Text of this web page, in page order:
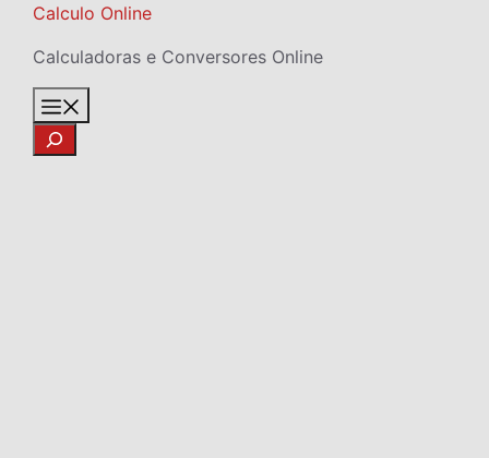
Skip
content
Calculo Online
Calculadoras e Conversores Online
Search